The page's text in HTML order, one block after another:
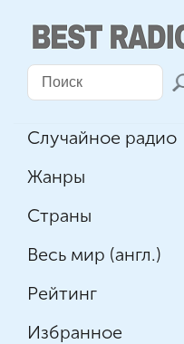
Случайное радио
Жанры
Страны
Весь мир (англ.)
Рейтинг
Избранное